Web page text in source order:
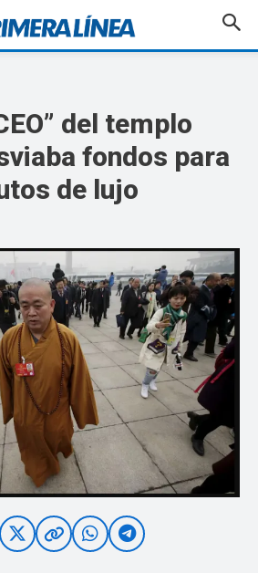
del templo
fondos para
de lujo